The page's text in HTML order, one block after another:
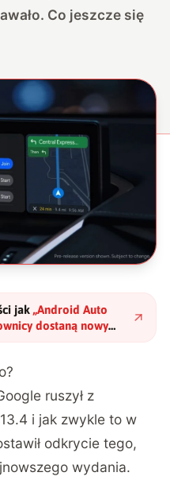
Co jeszcze się
jak „Android Auto
dostaną nowy
ruszył z
i jak zwykle to w
odkrycie tego,
wydania.